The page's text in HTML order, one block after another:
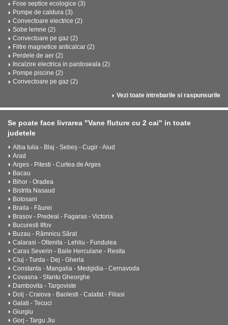
Fose septice ecologice (3)
Pompe de caldura (3)
Convectoare electrice (2)
Sobe lemne (2)
Convectoare pe gaz (2)
Filtre magnetice anticalcar (2)
Perdele de aer (2)
Incalzire electrica in pardoseala (2)
Pompe piscine (2)
Convectoare pe gaz (2)
Vezi toate intrebarile si raspunsurile
Se poate face livrarea "Vane fluture cu 2 cai" in toate
judetele
Alba Iulia - Blaj - Sebeș - Cugir - Aiud
Arad
Arges - Pitesti - Curtea de Arges
Bacau
Bihor - Oradea
Bistrita Nasaud
Botosani
Braila - Făurei
Brasov - Predeal - Fagaras - Victoria
Bucuresti Ilfov
Buzau - Râmnicu Sărat
Calarasi - Oltenita - Lehliu - Fundulea
Caras Severin - Baile Herculane - Resita
Cluj - Turda - Dej - Gherla
Constanta - Mangalia - Medgidia - Cernavoda
Covasna - Sfantu Gheorghe
Dambovita - Targoviste
Dolj - Craiova - Baolesti - Calafat - Filiasi
Galati - Tecuci
Giurgiu
Gorj - Targu Jiu